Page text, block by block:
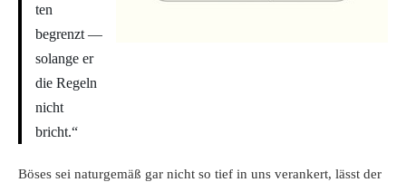
ten
begrenzt —
solange er
die Regeln
nicht
bricht.“
Böses sei naturgemäß gar nicht so tief in uns verankert, lässt der